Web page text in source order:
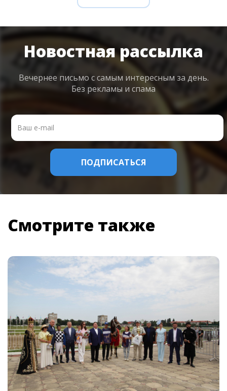
Новостная рассылка
Вечернее письмо с самым интересным за день.
Без рекламы и спама
Смотрите также